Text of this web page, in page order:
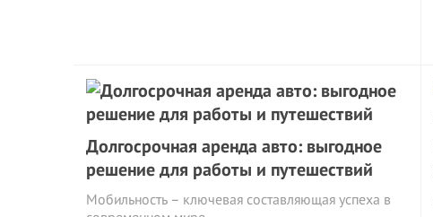
Долгосрочная аренда авто: выгодное
решение для работы и путешествий
Мобильность – ключевая составляющая успеха в